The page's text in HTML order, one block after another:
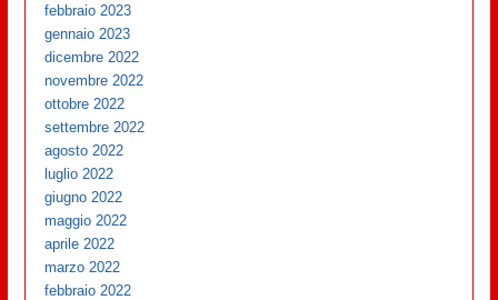
febbraio 2023
gennaio 2023
dicembre 2022
novembre 2022
ottobre 2022
settembre 2022
agosto 2022
luglio 2022
giugno 2022
maggio 2022
aprile 2022
marzo 2022
febbraio 2022